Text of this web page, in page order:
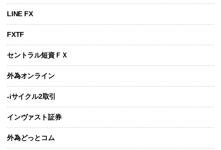
LINE FX
FXTF
セントラル短資ＦＸ
外為オンライン
-iサイクル2取引
インヴァスト証券
外為どっとコム